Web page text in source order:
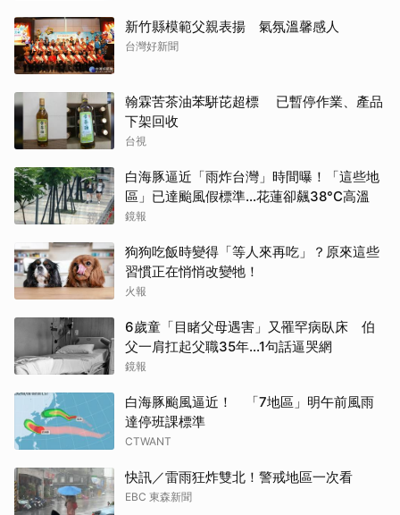
新竹縣模範父親表揚 氣氛溫馨感人
台灣好新聞
翰霖苦茶油苯駢芘超標 已暫停作業、產品
下架回收
台視
白海豚逼近「雨炸台灣」時間曝！「這些地
區」已達颱風假標準…花蓮卻飆38°C高溫
鏡報
狗狗吃飯時變得「等人來再吃」？原來這些
習慣正在悄悄改變牠！
火報
6歲童「目睹父母遇害」又罹罕病臥床 伯
父一肩扛起父職35年...1句話逼哭網
鏡報
白海豚颱風逼近！ 「7地區」明午前風雨
達停班課標準
CTWANT
快訊／雷雨狂炸雙北！警戒地區一次看
EBC 東森新聞